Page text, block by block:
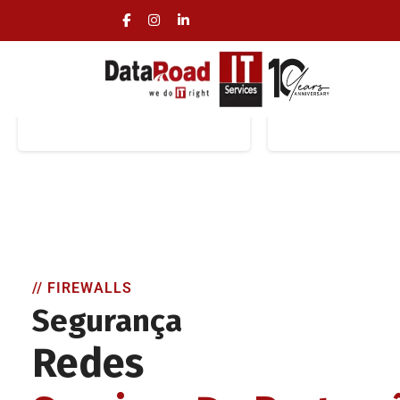
Redes
Instalação e manutenção
de firewalls para
Acessos
soluções de
// FIREWALLS
Segurança
Redes